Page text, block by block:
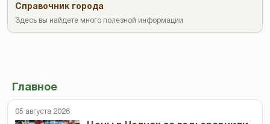
Справочник города
Здесь вы найдете много полезной информации
Главное
05 августа 2026